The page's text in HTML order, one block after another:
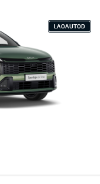
LAOAUTOD